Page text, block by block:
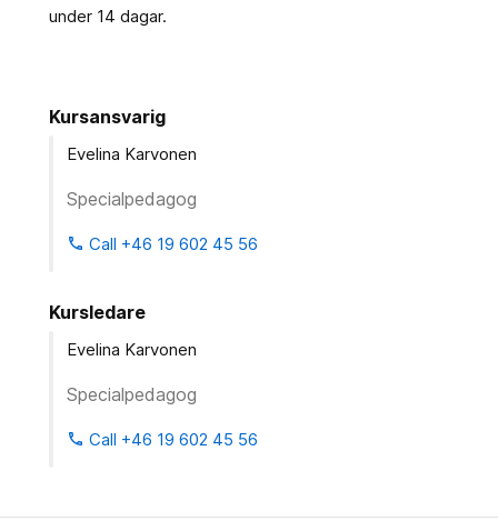
under 14 dagar.
Kursansvarig
Evelina Karvonen
Specialpedagog
phone Call +46 19 602 45 56
Kursledare
Evelina Karvonen
Specialpedagog
phone Call +46 19 602 45 56